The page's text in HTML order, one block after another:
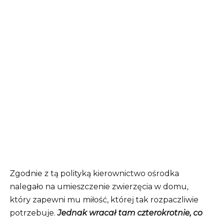
Zgodnie z tą polityką kierownictwo ośrodka
nalegało na umieszczenie zwierzęcia w domu,
który zapewni mu miłość, której tak rozpaczliwie
potrzebuje.Jednak wracał tam czterokrotnie, co